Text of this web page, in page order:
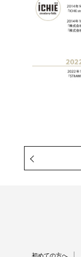
初めての方へ